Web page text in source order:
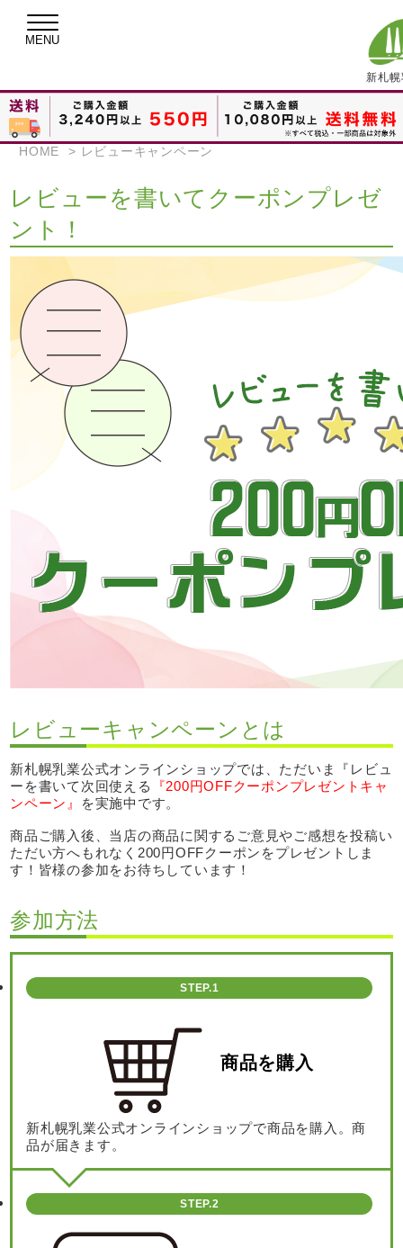
新札
HOME > レビューキャンペーン
レビューを書いてクーポンプレゼ
ント！
レビューキャンペーンとは
新札幌乳業公式オンラインショップでは、ただいま『レビュ
ーを書いて次回使える
『200円OFFクーポンプレゼントキャ
ンペーン』
を実施中です。
商品ご購入後、当店の商品に関するご意見やご感想を投稿い
ただい方へもれなく200円OFFクーポンをプレゼントしま
す！皆様の参加をお待ちしています！
参加方法
STEP.1
商品を購入
新札幌乳業公式オンラインショップで商品を購入。商
品が届きます。
STEP.2